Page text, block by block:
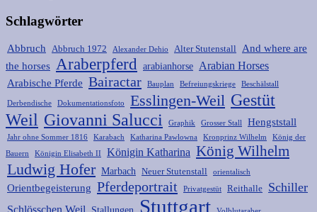
Schlagwörter
Abbruch Abbruch 1972 Alexander Dehio Alter Stutenstall
And where are
the horses Araberpferd arabianhorse Arabian Horses
Arabische Pferde Bairactar Bauplan Befreiungskriege Beschälstall
Derbendische Dokumentationsfoto Esslingen-Weil Gestüt
Weil Giovanni Salucci Graphik Grosser Stall Hengststall
Jahr ohne Sommer 1816 Karabach Katharina Pawlowna Kronprinz Wilhelm König der
Bauern Königin Elisabeth II Königin Katharina König Wilhelm
Ludwig Hofer Marbach Neuer Stutenstall orientalisch
Orientbegeisterung Pferdeportrait Privatgestüt Reithalle Schiller
Stuttgart